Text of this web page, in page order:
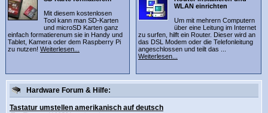
Mit diesem kostenlosen
Tool kann man SD-Karten
und microSD Karten ganz
einfach formatierenum sie in Handy und
Tablet, Kamera oder dem Raspberry Pi
zu nutzen! Weiterlesen...
WLAN einrichten
Um mit mehrern Computern
über eine Leitung im Internet
zu surfen, hilft ein Router. Dieser wird an
das DSL Modem oder die Telefonleitung
angeschlossen und teilt das ...
Weiterlesen...
Hardware Forum & Hilfe:
Tastatur umstellen amerikanisch auf deutsch